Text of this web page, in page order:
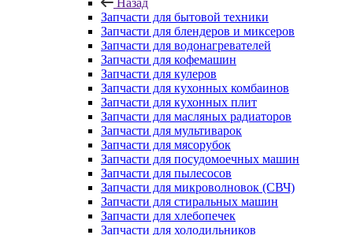
Назад
Запчасти для бытовой техники
Запчасти для блендеров и миксеров
Запчасти для водонагревателей
Запчасти для кофемашин
Запчасти для кулеров
Запчасти для кухонных комбаинов
Запчасти для кухонных плит
Запчасти для масляных радиаторов
Запчасти для мультиварок
Запчасти для мясорубок
Запчасти для посудомоечных машин
Запчасти для пылесосов
Запчасти для микроволновок (СВЧ)
Запчасти для стиральных машин
Запчасти для хлебопечек
Запчасти для холодильников